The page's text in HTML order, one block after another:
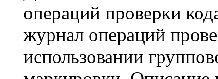
операций проверки
журнал операций
использовании